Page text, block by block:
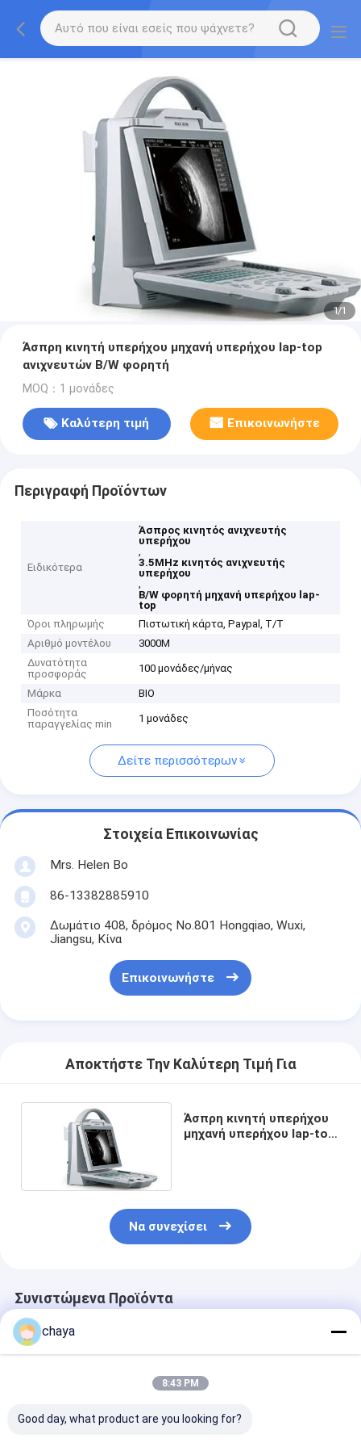
1/1
Άσπρη κινητή υπερήχου μηχανή υπερήχου lap-top
ανιχνευτών B/W φορητή
MOQ：1 μονάδες
Καλύτερη τιμή Επικοινωνήστε
Περιγραφή Προϊόντων
Ειδικότερα
Άσπρος κινητός ανιχνευτής
υπερήχου
,
3.5MHz κινητός ανιχνευτής
υπερήχου
,
B/W φορητή μηχανή υπερήχου lap-
top
Όροι πληρωμής
Πιστωτική κάρτα, Paypal, T/T
Αριθμό μοντέλου
3000M
Δυνατότητα
προσφοράς
100 μονάδες/μήνας
Μάρκα
BIO
Ποσότητα
παραγγελίας min
1 μονάδες
Δείτε περισσότερων
Στοιχεία Επικοινωνίας
Mrs. Helen Bo
86-13382885910
Δωμάτιο 408, δρόμος No.801 Hongqiao, Wuxi,
Jiangsu, Κίνα
Επικοινωνήστε
Αποκτήστε Την Καλύτερη Τιμή Για
Άσπρη κινητή υπερήχου
μηχανή υπερήχου lap-top
Να συνεχίσει
Συνιστώμενα Προϊόντα
chaya
8:43 PM
Good day, what product are you looking for?